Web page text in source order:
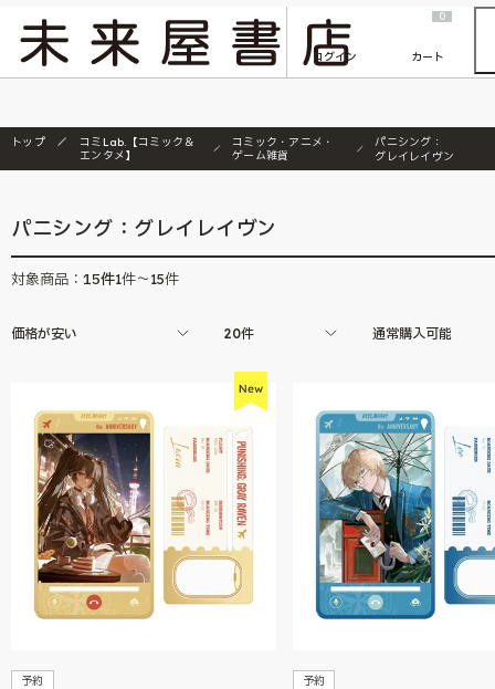
『ONE PIECE magazine 021 ONE PIECEカード付き同梱版』発売延期のご案内
ログイン
0
カート
トップ
コミLab.【コミック＆
エンタメ】
コミック・アニメ・
ゲーム雑貨
パニシング：
グレイレイヴン
パニシング：グレイレイヴン
対象商品： 15件1件～15件
価格が安い 20件 通常購入可能
予約 予約